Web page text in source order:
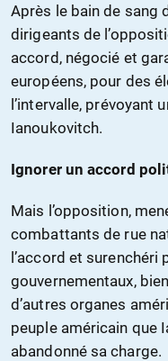
Après le bain de sang
dirigeants de
accord, négocié et
européens, pour des
l’intervalle, prévoyant
Ianoukovitch.
Ignorer un accord
Mais l’opposition,
combattants de rue
l’accord et surenchéri
gouvernementaux,
d’autres organes
peuple américain que
abandonné sa charge.